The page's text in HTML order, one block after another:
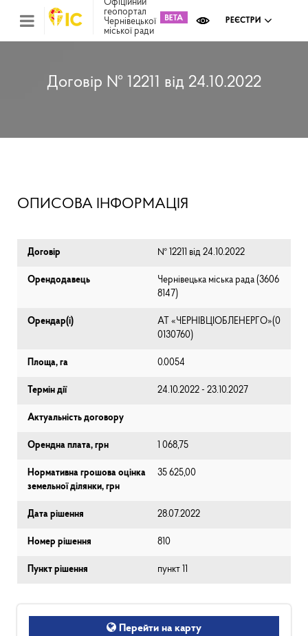
Офіційний
геопортал
Чернівецької
міської ради
РЕЄСТРИ
Договір № 12211 від 24.10.2022
ОПИСОВА ІНФОРМАЦІЯ
Договір № 12211 від 24.10.2022
Орендодавець
Чернівецька міська рада (⁨3606
8147⁩)
Орендар(і)
АТ «ЧЕРНІВЦІОБЛЕНЕРГО»(0
0130760)
Площа, га 0.0054
Термін дії 24.10.2022 - 23.10.2027
Актуальність договору
Орендна плата, грн 1 068,75
Нормативна грошова оцінка
земельної ділянки, грн
35 625,00
Дата рішення 28.07.2022
Номер рішення 810
Пункт рішення пункт 11
Перейти на карту